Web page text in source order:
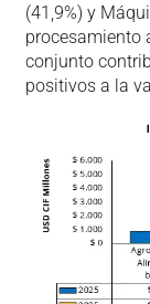
(41,9%) y
procesamiento
conjunto
positivos a la